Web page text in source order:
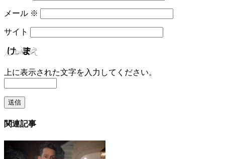
メール ※
サイト
上に表示された文字を入力してください。
関連記事